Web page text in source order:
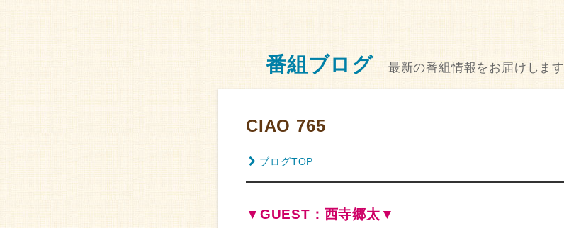
番組ブログ 最新の番組情報をお届けします
CIAO 765
ブログTOP
▼GUEST：西寺郷太▼